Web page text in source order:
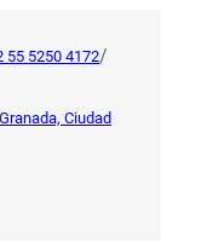
55 5250 4172/
Ciudad